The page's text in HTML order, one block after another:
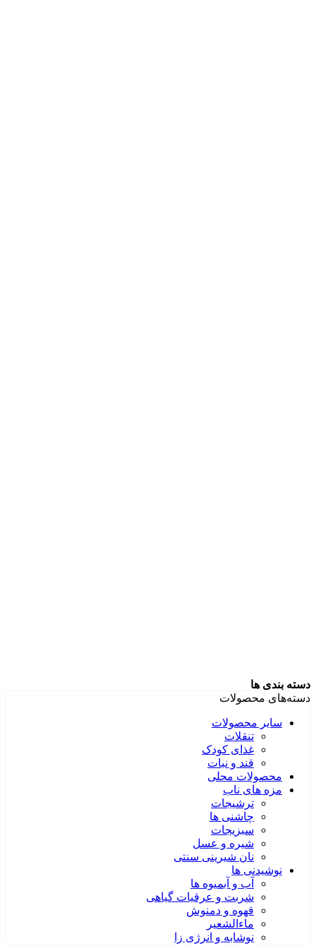
دسته بندی ها
دسته‌های محصولات
سایر محصولات
تنقلات
غذای کودک
قند و نبات
محصولات محلی
مزه های ناب
ترشیجات
چاشنی ها
سبزیجات
شیره و عسل
نان شیرینی سنتی
نوشیدنی ها
آب و آبمیوه ها
شربت و عرقیات گیاهی
قهوه و دمنوش
ماءالشعیر
نوشابه و انرژی زا